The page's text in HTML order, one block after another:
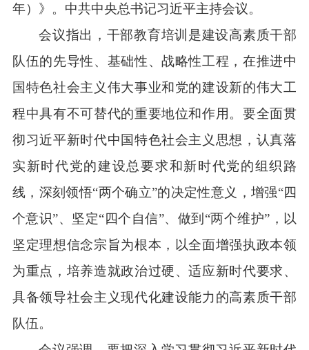
年）》。中共中央总书记习近平主持会议。
会议指出，干部教育培训是建设高素质干部
队伍的先导性、基础性、战略性工程，在推进中
国特色社会主义伟大事业和党的建设新的伟大工
程中具有不可替代的重要地位和作用。要全面贯
彻习近平新时代中国特色社会主义思想，认真落
实新时代党的建设总要求和新时代党的组织路
线，深刻领悟“两个确立”的决定性意义，增强“四
个意识”、坚定“四个自信”、做到“两个维护”，以
坚定理想信念宗旨为根本，以全面增强执政本领
为重点，培养造就政治过硬、适应新时代要求、
具备领导社会主义现代化建设能力的高素质干部
队伍。